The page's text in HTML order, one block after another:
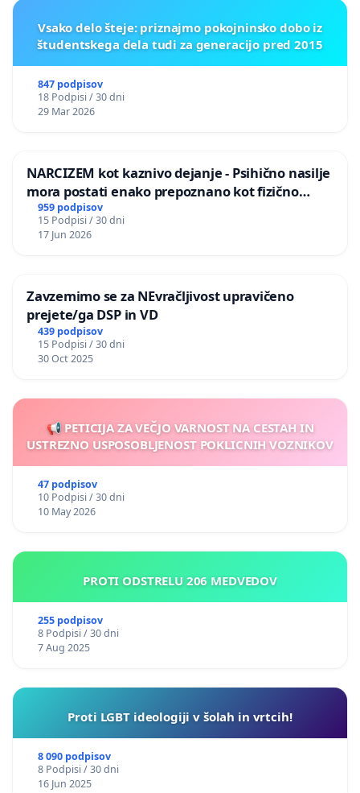
Vsako delo šteje: priznajmo pokojninsko dobo iz
študentskega dela tudi za generacijo pred 2015
847 podpisov
18 Podpisi / 30 dni
29 Mar 2026
NARCIZEM kot kaznivo dejanje - Psihično nasilje
mora postati enako prepoznano kot fizično
nasilje
959 podpisov
15 Podpisi / 30 dni
17 Jun 2026
Zavzemimo se za NEvračljivost upravičeno
prejete/ga DSP in VD
439 podpisov
15 Podpisi / 30 dni
30 Oct 2025
📢 PETICIJA ZA VEČJO VARNOST NA CESTAH IN
USTREZNO USPOSOBLJENOST POKLICNIH VOZNIKOV
47 podpisov
10 Podpisi / 30 dni
10 May 2026
PROTI ODSTRELU 206 MEDVEDOV
255 podpisov
8 Podpisi / 30 dni
7 Aug 2025
Proti LGBT ideologiji v šolah in vrtcih!
8 090 podpisov
8 Podpisi / 30 dni
16 Jun 2025